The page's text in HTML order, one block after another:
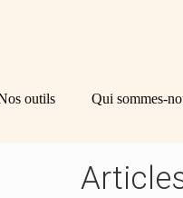
outils Qui sommes-
Blog
sidebar
Rechercher